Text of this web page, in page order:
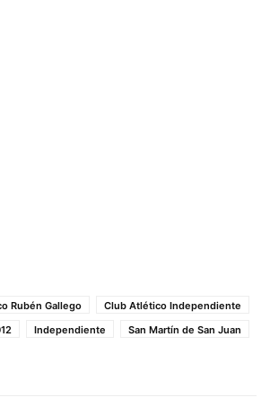
Rubén Gallego
Club Atlético Independiente
Independiente
San Martín de San Juan